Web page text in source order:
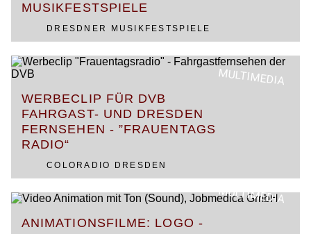
MUSIKFESTSPIELE
DRESDNER MUSIKFESTSPIELE
MULTIMEDIA
WERBECLIP FÜR DVB
FAHRGAST- UND DRESDEN
FERNSEHEN - ”FRAUENTAGS
RADIO“
COLORADIO DRESDEN
MULTIMEDIA
ANIMATIONSFILME: LOGO -